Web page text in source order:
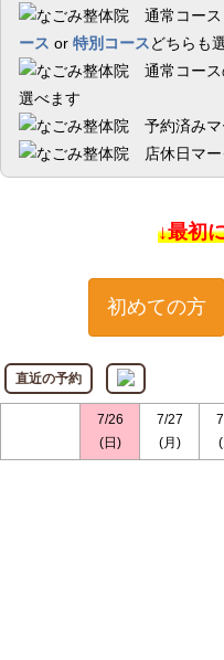
ース or 特別コースどちらも
選べます
↓最初
初めての方
直近の予約
7/26
(日)
7/27
(月)